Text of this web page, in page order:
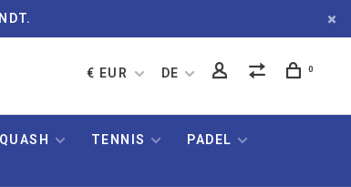
€ EUR DE 0
TENNIS
PADEL